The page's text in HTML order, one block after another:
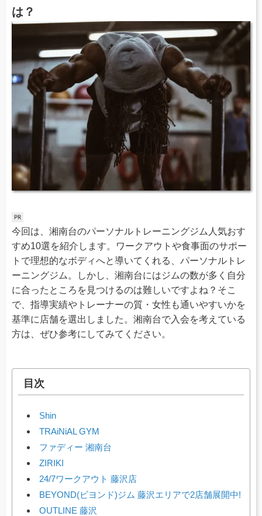
は？
今回は、湘南台のパーソナルトレーニングジム人気おす
すめ10選を紹介します。ワークアウトや食事面のサポー
トで理想的なボディへと導いてくれる、パーソナルトレ
ーニングジム。しかし、湘南台にはジムの数が多く自分
に合ったところを見つけるのは難しいですよね？そこ
で、指導実績やトレーナーの質・女性も通いやすいかを
基準に店舗を選出しました。湘南台で入会を考えている
方は、ぜひ参考にしてみてください。
目次
Shin
TRAiNiAL GYM
ファディー 湘南台
ZIRIKI
24/7ワークアウト 藤沢店
BEYOND(ビヨンド)ジム 藤沢エリアで2店舗展開中!
OUTLINE 藤沢